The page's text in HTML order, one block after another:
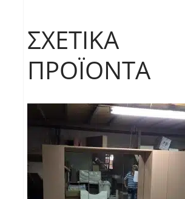
ΣΧΕΤΙΚΆ
ΠΡΟΪΌΝΤΑ